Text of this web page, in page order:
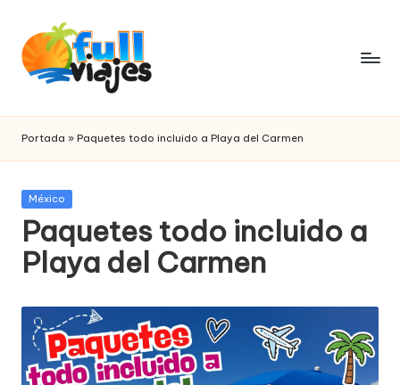
Saltar
contenido
F
u
ll
v
i
a
e
s
viajes
Portada » Paquetes todo incluido a Playa del Carmen
Publicada
México
Paquetes todo incluido a
Playa del Carmen